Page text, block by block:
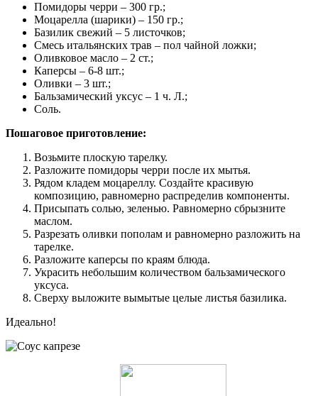
Помидоры черри – 300 гр.;
Моцарелла (шарики) – 150 гр.;
Базилик свежий – 5 листочков;
Смесь итальянских трав – пол чайной ложки;
Оливковое масло – 2 ст.;
Каперсы – 6-8 шт.;
Оливки – 3 шт.;
Бальзамический уксус – 1 ч. Л.;
Соль.
Пошаговое приготовление:
Возьмите плоскую тарелку.
Разложите помидоры черри после их мытья.
Рядом кладем моцареллу. Создайте красивую
композицию, равномерно распределив компоненты.
Присыпать солью, зеленью. Равномерно сбрызните
маслом.
Разрезать оливки пополам и равномерно разложить на
тарелке.
Разложите каперсы по краям блюда.
Украсить небольшим количеством бальзамического
уксуса.
Сверху выложите вымытые целые листья базилика.
Идеально!